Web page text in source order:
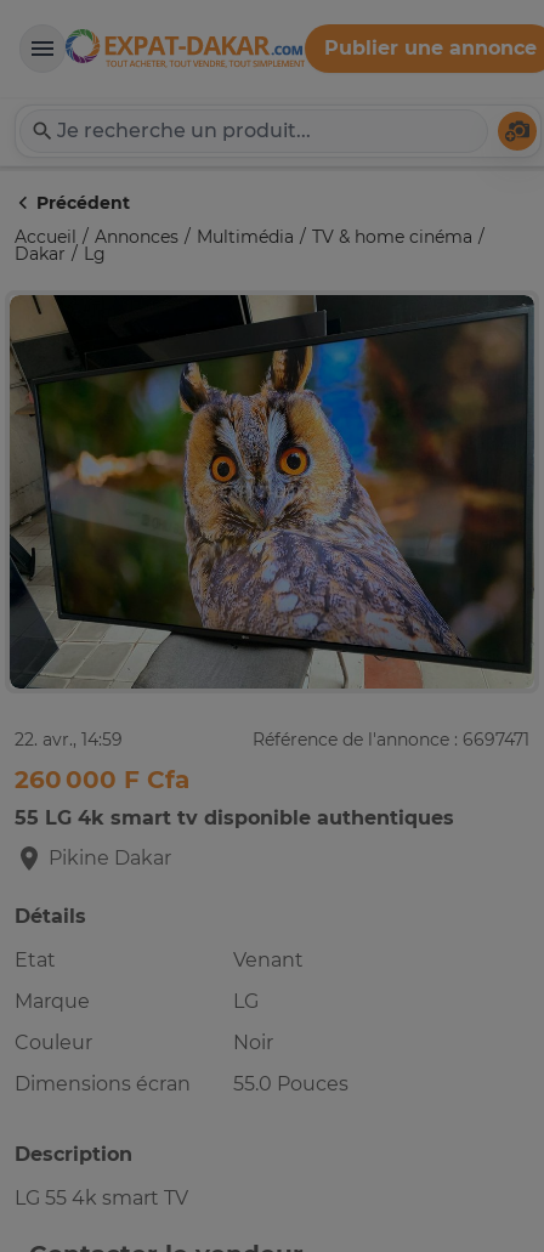
Expat-Dakar
Publier une annonce
Précédent
Accueil
Annonces Multimédia TV & home cinéma
Dakar Lg
22. avr., 14:59 Référence de l'annonce : 6697471
260 000 F Cfa
55 LG 4k smart tv disponible authentiques
Pikine Dakar
Détails
Etat
Venant
Marque
LG
Couleur
Noir
Dimensions écran
55.0 Pouces
Description
LG 55 4k smart TV